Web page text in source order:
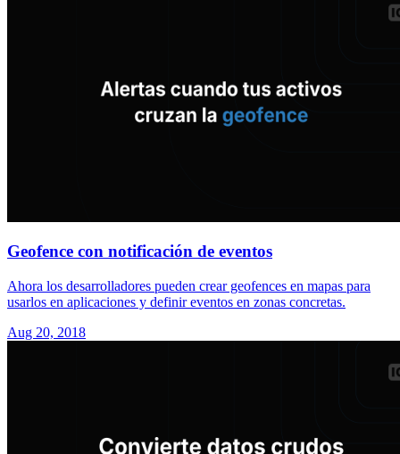
Geofence con notificación de eventos
Ahora los desarrolladores pueden crear geofences en mapas para
usarlos en aplicaciones y definir eventos en zonas concretas.
Aug 20, 2018